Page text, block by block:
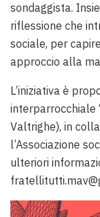
sondaggista.
riflessione che
sociale, per
approccio alla
L’iniziativa è
interparrocchiale
Valtrighe), in
l’Associazione
ulteriori